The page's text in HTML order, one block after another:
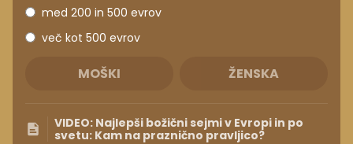
med 200 in 500 evrov
več kot 500 evrov
MOŠKI ŽENSKA
VIDEO: Najlepši božični sejmi v Evropi in po
svetu: Kam na praznično pravljico?